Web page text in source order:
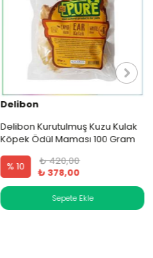
Delibon
Delibon Kurutulmuş Kuzu Kulak
Köpek Ödül Maması 100 Gram
% 10
₺ 420,00
₺ 378,00